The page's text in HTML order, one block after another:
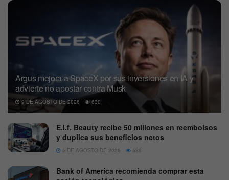
Argus mejora a SpaceX por sus inversiones en IA y
advierte no apostar contra Musk
9 DE AGOSTO DE 2026 630
E.l.f. Beauty recibe 50 millones en reembolsos
y duplica sus beneficios netos
5 DE AGOSTO DE 2026 589
Bank of America recomienda comprar esta